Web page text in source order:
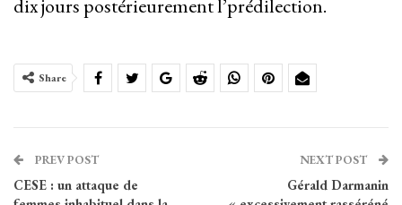
dix jours postérieurement l’prédilection.
Share
PREV POST
CESE : un attaque de
NEXT POST
Gérald Darmanin